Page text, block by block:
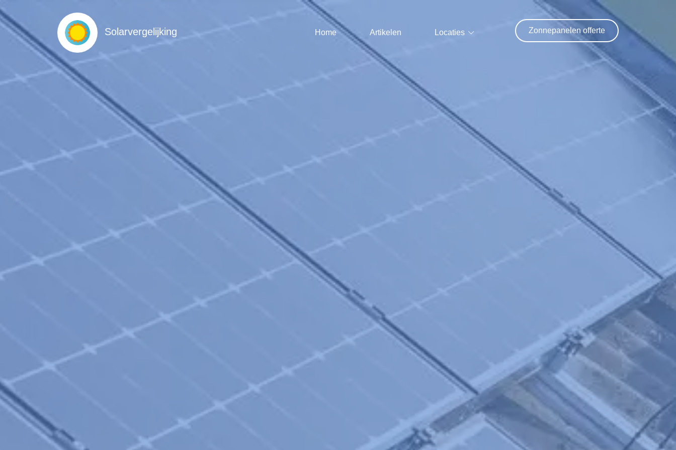
Solarvergelijking Home Artikelen Locaties Zonnepanelen offerte